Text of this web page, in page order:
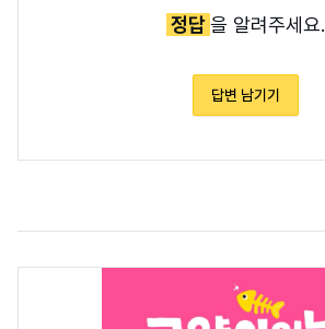
정답을 알려주세요.
답변 남기기